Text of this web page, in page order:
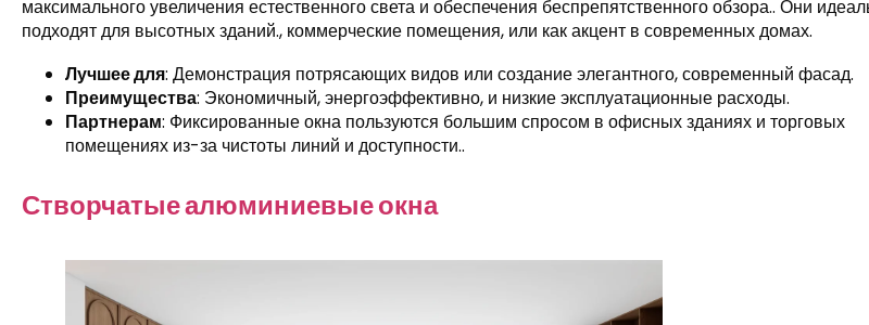
максимального увеличения естественного света и обеспечения беспрепятственного обзора.. Они
подходят для высотных зданий., коммерческие помещения, или как акцент в современных домах.
Лучшее для: Демонстрация потрясающих видов или создание элегантного, современный фасад.
Преимущества: Экономичный, энергоэффективно, и низкие эксплуатационные расходы.
Партнерам: Фиксированные окна пользуются большим спросом в офисных зданиях и торговых
помещениях из-за чистоты линий и доступности..
Створчатые алюминиевые окна